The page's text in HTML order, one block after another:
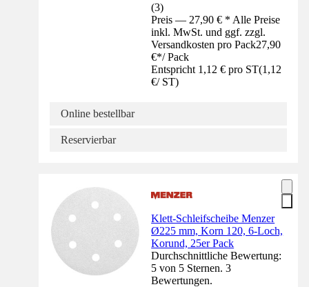
(3)
Preis — 27,90 € * Alle Preise
inkl. MwSt. und ggf. zzgl.
Versandkosten pro Pack27,90
€*/ Pack
Entspricht 1,12 € pro ST(1,12
€/ ST)
Online bestellbar
Reservierbar
Klett-Schleifscheibe Menzer
Ø225 mm, Korn 120, 6-Loch,
Korund, 25er Pack
Durchschnittliche Bewertung:
5 von 5 Sternen. 3
Bewertungen.